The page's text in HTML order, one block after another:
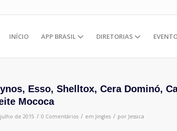
INÍCIO APP BRASIL DIRETORIAS
Esso, Shelltox, Cera Dominó,
Mococa
de 2015 / 0 Comentários / em Jingles / por Jessica